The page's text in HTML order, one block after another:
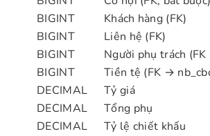
BIGINT
Khách hàng (FK)
BIGINT
Liên hệ (FK)
BIGINT
Người phụ trách
BIGINT
Tiền tệ (FK →
DECIMAL
Tỷ giá
DECIMAL
Tổng phụ
DECIMAL
Tỷ lệ chiết khấu